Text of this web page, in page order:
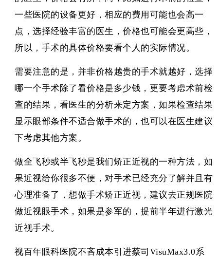
一些医院的设备更好，相应的费用可能也会高一
点，选择经验丰富的医生，价格也可能会更高些，
所以，手术的具体价格要看个人的实际情况。
需要注意的是，并非价格越贵的手术就越好，选择
哪一个手术除了看价格是多少钱，更要考虑术前检
查的结果，看医生的分析来定方案，如果检查结果
显示眼部条件不适合做手术的，也可以在医生建议
下考虑其他方案。
做全飞秒或半飞秒是我们矫正近视的一种方法，如
果近视给你很多不便，对手术已经充分了解并且有
心理准备了，想做手术矫正近视，建议去正规医院
做近视眼手术，如果是参军的，提前半年进行激光
近视手术。
视百年眼科医院不吝成本引进蔡司VisuMax3.0系